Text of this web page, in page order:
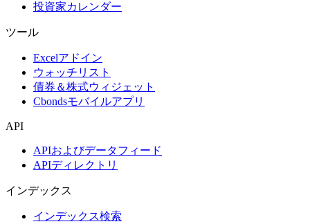
投資家カレンダー
ツール
Excelアドイン
ウォッチリスト
債券＆株式ウィジェット
Cbondsモバイルアプリ
API
APIおよびデータフィード
APIディレクトリ
インデックス
インデックス検索